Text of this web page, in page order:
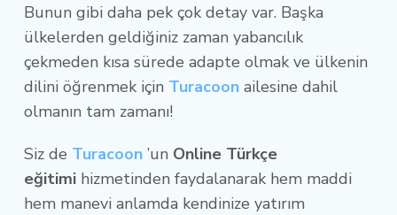
Bunun gibi daha pek çok detay var. Başka
ülkelerden geldiğiniz zaman yabancılık
çekmeden kısa sürede adapte olmak ve ülkenin
dilini öğrenmek için Turacoon ailesine dahil
olmanın tam zamanı!
Siz de Turacoon ’un Online Türkçe
eğitimi hizmetinden faydalanarak hem maddi
hem manevi anlamda kendinize yatırım